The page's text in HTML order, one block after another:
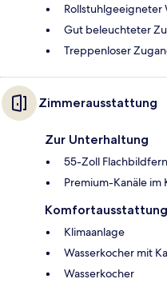
Rollstuhlgeeigneter
Gut beleuchteter
Treppenloser
Zimmerausstattung
Zur Unterhaltung
55-Zoll
Premium-Kanäle im
Komfortausstattung
Klimaanlage
Wasserkocher mit
Wasserkocher